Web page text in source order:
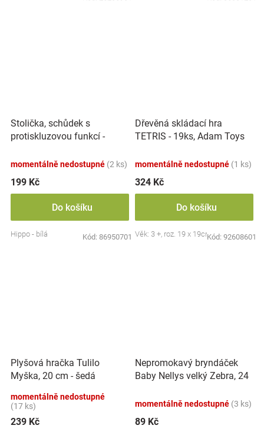
Stolička, schůdek s
protiskluzovou funkcí -
momentálně nedostupné (2 ks)
199 Kč
Do košíku
Hippo - bílá Kód: 86950701
Dřevěná skládací hra
TETRIS - 19ks, Adam Toys
momentálně nedostupné (1 ks)
324 Kč
Do košíku
Věk: 3 +, roz. 19 x 19cmKód: 92608601
Plyšová hračka Tulilo
Myška, 20 cm - šedá
momentálně nedostupné
(17 ks)
239 Kč
Nepromokavý bryndáček
Baby Nellys velký Zebra, 24
momentálně nedostupné (3 ks)
89 Kč